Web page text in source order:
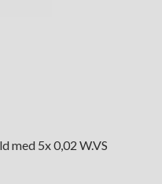
med 5x 0,02 W.VS